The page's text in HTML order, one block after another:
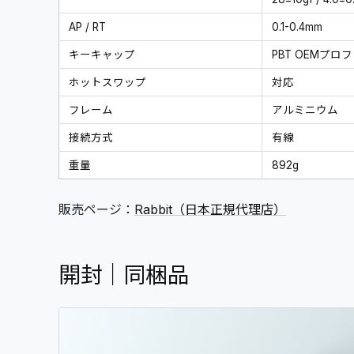
AP / RT 0.1-0.4mm
キーキャップ PBT OEMプロ
ホットスワップ 対応
フレーム アルミニウム
接続方式 有線
重量 892g
販売ページ： Rabbit（日本正規代理店）
開封｜同梱品